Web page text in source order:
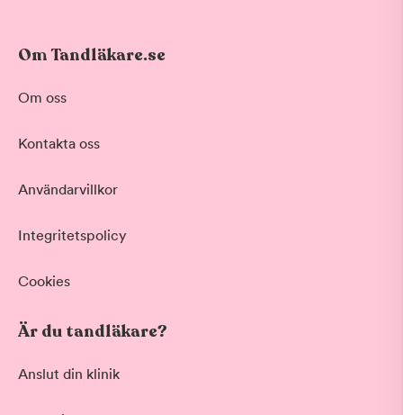
Om Tandläkare.se
Om oss
Kontakta oss
Användarvillkor
Integritetspolicy
Cookies
Är du tandläkare?
Anslut din klinik